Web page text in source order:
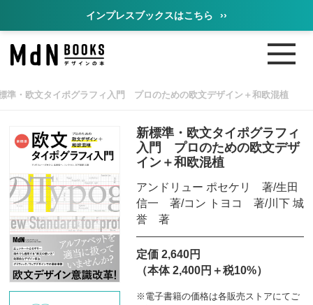
インプレスブックスはこちら ››
準・欧文タイポグラフィ入門 プロのための欧文デザイン＋和欧混植
新標準・欧文タイポグラフィ
入門 プロのための欧文デザ
イン＋和欧混植
アンドリュー ポセケリ 著/生田
信一 著/コン トヨコ 著/川下 城
誉 著
定価 2,640円
（本体 2,400円＋税10%）
※電子書籍の価格は各販売ストアにてご